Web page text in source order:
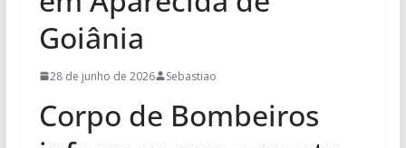
Goiânia
28 de junho de 2026 Sebastiao
Corpo de Bombeiros